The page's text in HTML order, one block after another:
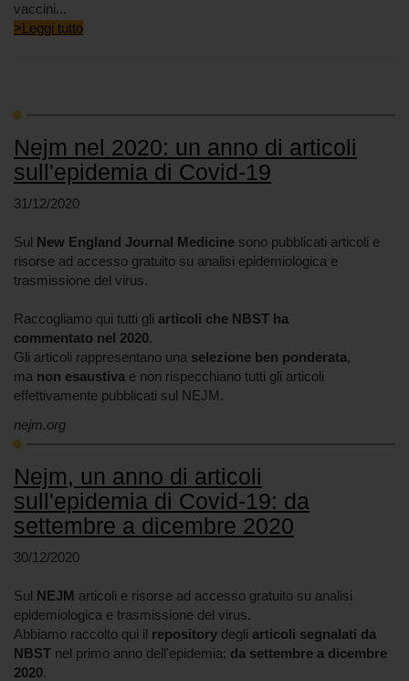
vaccini...
>Leggi tutto
Nejm nel 2020: un anno di articoli
sull'epidemia di Covid-19
31/12/2020
Sul New England Journal Medicine sono pubblicati articoli e
risorse ad accesso gratuito su analisi epidemiologica e
trasmissione del virus.
Raccogliamo qui tutti gli articoli che NBST ha
commentato nel 2020.
Gli articoli rappresentano una selezione ben ponderata,
ma non esaustiva e non rispecchiano tutti gli articoli
effettivamente pubblicati sul NEJM.
nejm.org
Nejm, un anno di articoli
sull'epidemia di Covid-19: da
settembre a dicembre 2020
30/12/2020
Sul NEJM articoli e risorse ad accesso gratuito su analisi
epidemiologica e trasmissione del virus.
Abbiamo raccolto qui il repository degli articoli segnalati da
NBST nel primo anno dell'epidemia: da settembre a dicembre
2020.